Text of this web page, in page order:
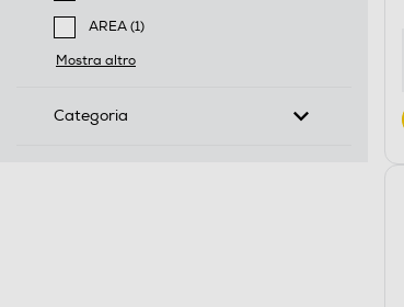
Filtra per Marca: AQL
AREA (1)
Filtra per Marca: AREA
Mostra altro
Categoria